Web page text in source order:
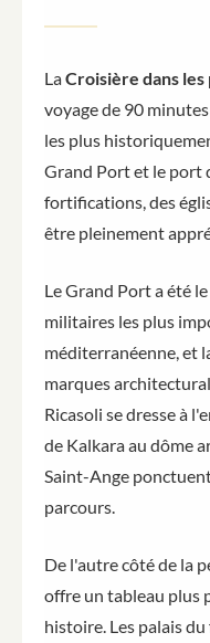
LaCroisière dans
voyage de 90
les plus
Grand Port et le port
fortifications, des
être pleinement
Le Grand Port a été
militaires les plus
méditerranéenne, et
marques
Ricasoli se dresse à
de Kalkara au dôme
Saint-Ange
parcours.
De l'autre côté de la
offre un tableau plus
histoire. Les palais